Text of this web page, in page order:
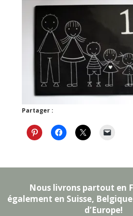
Partager :
Nous livrons partout en
également en Suisse,
d’Europe!